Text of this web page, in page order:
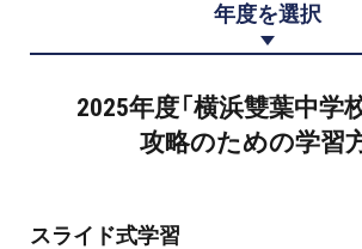
プロ家庭教師の英検®対策
費用について
お申込みの流れ
よくある質問
年度を選択
2025年度「横浜雙葉中学
攻略のための学習
スライド式学習